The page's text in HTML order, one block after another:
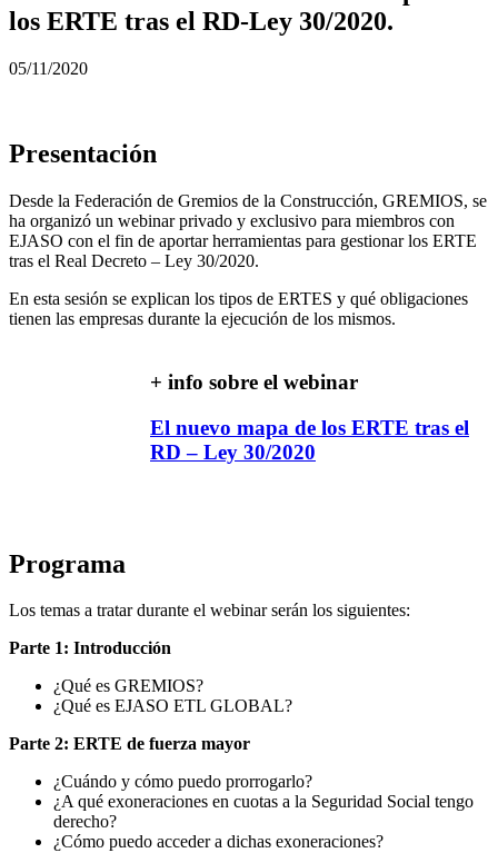
los ERTE tras el RD-Ley 30/2020.
05/11/2020
Presentación
Desde la Federación de Gremios de la Construcción, GREMIOS, se
ha organizó un webinar privado y exclusivo para miembros con
EJASO con el fin de aportar herramientas para gestionar los ERTE
tras el Real Decreto – Ley 30/2020.
En esta sesión se explican los tipos de ERTES y qué obligaciones
tienen las empresas durante la ejecución de los mismos.
+ info sobre el webinar
El nuevo mapa de los ERTE tras el
RD – Ley 30/2020
Programa
Los temas a tratar durante el webinar serán los siguientes:
Parte 1: Introducción
¿Qué es GREMIOS?
¿Qué es EJASO ETL GLOBAL?
Parte 2: ERTE de fuerza mayor
¿Cuándo y cómo puedo prorrogarlo?
¿A qué exoneraciones en cuotas a la Seguridad Social tengo
derecho?
¿Cómo puedo acceder a dichas exoneraciones?